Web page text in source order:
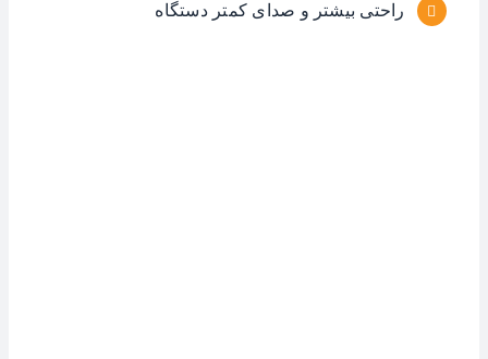
راحتی بیشتر و صدای کمتر دستگاه